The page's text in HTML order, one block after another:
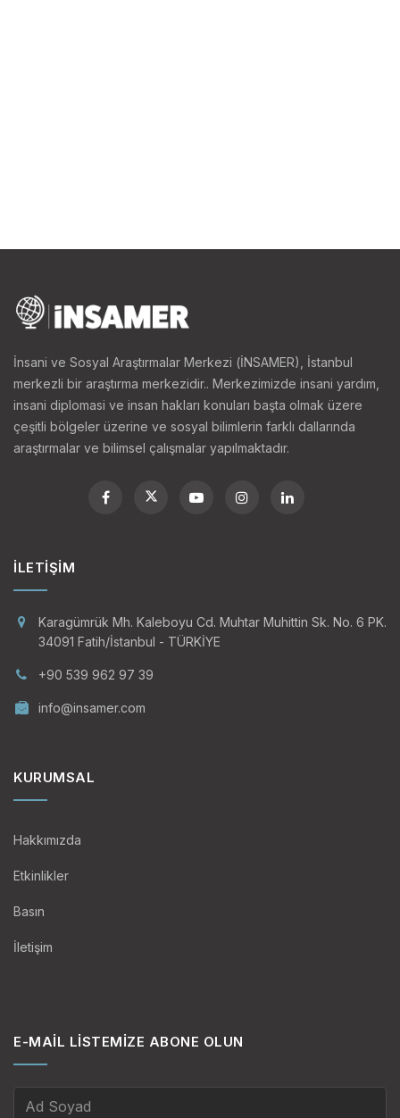
İnsani ve Sosyal Araştırmalar Merkezi (İNSAMER), İstanbul
merkezli bir araştırma merkezidir.. Merkezimizde insani yardım,
insani diplomasi ve insan hakları konuları başta olmak üzere
çeşitli bölgeler üzerine ve sosyal bilimlerin farklı dallarında
araştırmalar ve bilimsel çalışmalar yapılmaktadır.
İLETIŞIM
Karagümrük Mh. Kaleboyu Cd. Muhtar Muhittin Sk. No. 6 PK.
34091 Fatih/İstanbul - TÜRKİYE
+90 539 962 97 39
info@insamer.com
KURUMSAL
Hakkımızda
Etkinlikler
Basın
İletişim
E-MAIL LISTEMIZE ABONE OLUN